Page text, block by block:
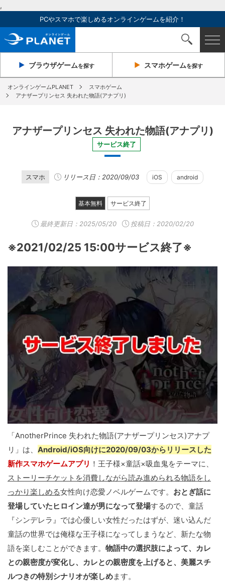
,
PCやスマホで楽しめるオンラインゲームを紹介！
ブラウザゲームを探す スマホゲームを探す
オンラインゲームPLANET
スマホゲーム
アナザープリンセス 失われた物語(アナプリ)
アナザープリンセス 失われた物語(アナプリ)
サービス終了
スマホ リリース日：2020/09/03 iOS android
基本無料 サービス終了
最終更新日： 2025/05/20 投稿日：2020/02/20
※2021/02/25 15:00サービス終了※
「AnotherPrince 失われた物語(アナザープリンセス)アナプ
リ」は、 Android/iOS向けに2020/09/03からリリースした
新作スマホゲームアプリ ！王子様×童話×吸血鬼をテーマに、
ストーリーチケットを消費しながら読み進められる物語をし
っかり楽しめる女性向け恋愛ノベルゲームです。 おとぎ話に
登場していたヒロイン達が男になって登場するので、童話
『シンデレラ』では心優しい女性だったはずが、迷い込んだ
童話の世界では俺様な王子様になってしまうなど、新たな物
語を楽しむことができます。 物語中の選択肢によって、カレ
との親密度が変化し、カレとの親密度を上げると、美麗スチ
ルつきの特別シナリオが楽しめます。